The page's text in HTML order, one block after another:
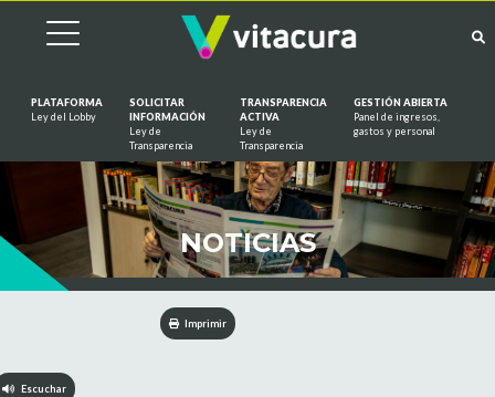
PLATAFORMA
Ley del Lobby
SOLICITAR
INFORMACIÓN
Ley de
Transparencia
TRANSPARENCIA
ACTIVA
Ley de
Transparencia
GESTIÓN ABIERTA
Panel de ingresos,
gastos y personal
NOTICIAS
Imprimir
Escuchar